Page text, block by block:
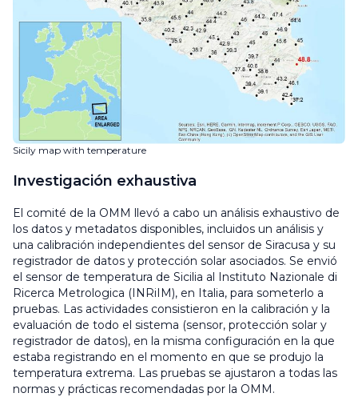
Sicily map with temperature
Investigación exhaustiva
El comité de la OMM llevó a cabo un análisis exhaustivo de
los datos y metadatos disponibles, incluidos un análisis y
una calibración independientes del sensor de Siracusa y su
registrador de datos y protección solar asociados. Se envió
el sensor de temperatura de Sicilia al Instituto Nazionale di
Ricerca Metrologica (INRiIM), en Italia, para someterlo a
pruebas. Las actividades consistieron en la calibración y la
evaluación de todo el sistema (sensor, protección solar y
registrador de datos), en la misma configuración en la que
estaba registrando en el momento en que se produjo la
temperatura extrema. Las pruebas se ajustaron a todas las
normas y prácticas recomendadas por la OMM.